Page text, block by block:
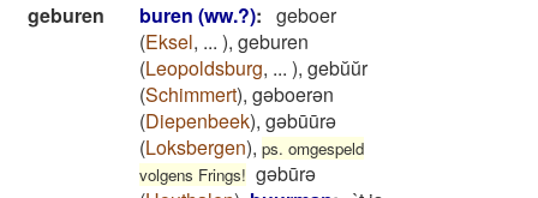
geburen
buren (ww.?): geboer
(Eksel, ... ), geburen
(Leopoldsburg, ... ), gebŭŭr
(Schimmert), gəboerən
(Diepenbeek), gəbūūrə
(Loksbergen), ps. omgespeld
volgens Frings! gəbūrə